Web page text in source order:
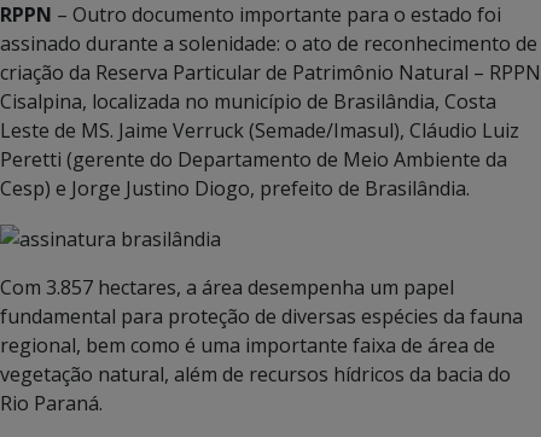
RPPN – Outro documento importante para o estado foi
assinado durante a solenidade: o ato de reconhecimento de
criação da Reserva Particular de Patrimônio Natural – RPPN
Cisalpina, localizada no município de Brasilândia, Costa
Leste de MS. Jaime Verruck (Semade/Imasul), Cláudio Luiz
Peretti (gerente do Departamento de Meio Ambiente da
Cesp) e Jorge Justino Diogo, prefeito de Brasilândia.
Com 3.857 hectares, a área desempenha um papel
fundamental para proteção de diversas espécies da fauna
regional, bem como é uma importante faixa de área de
vegetação natural, além de recursos hídricos da bacia do
Rio Paraná.